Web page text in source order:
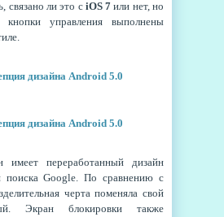
связано ли это сiOS 7 или нет, но
управления выполнены
имеет переработанный дизайн
поиска Google. По сравнению с
черта поменяла свой
Экран блокировки также